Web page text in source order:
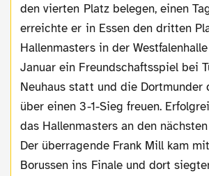
den vierten Platz belegen, einen
erreichte er in Essen den dritten
Hallenmasters in der
Januar ein Freundschaftsspiel bei
Neuhaus statt und die Dortmunder
über einen 3-1-Sieg freuen.
das Hallenmasters an den
Der überragende Frank Mill kam
Borussen ins Finale und dort